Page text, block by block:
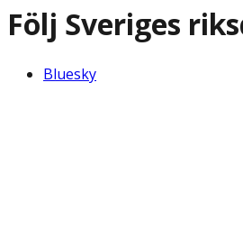
Följ Sveriges
Bluesky